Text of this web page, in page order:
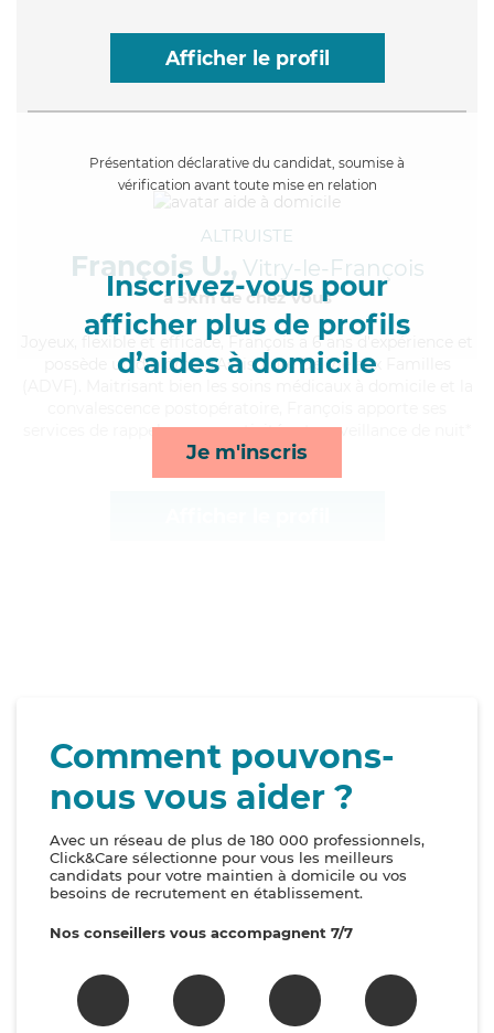
Afficher le profil
Présentation déclarative du candidat, soumise à
vérification avant toute mise en relation
Inscrivez-vous pour
afficher plus de profils
d’aides à domicile
Je m'inscris
ALTRUISTE
François U., Vitry-le-François
à 5km de chez Vous
, flexible et efficace, François a 6 ans d'expérience et
possède un diplôme d'Assistante De Vie aux Familles
services de rappels, repas, activités et surveillance de nuit*
Comment pouvons-
nous vous aider ?
Avec un réseau de plus de 180 000 professionnels,
Click&Care sélectionne pour vous les meilleurs
candidats pour votre maintien à domicile ou vos
besoins de recrutement en établissement.
Nos conseillers vous accompagnent 7/7